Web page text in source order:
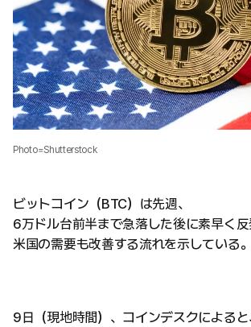
Photo=Shutterstock
ビットコイン（BTC）は先週、
6万ドル台前半まで急落した後に素早く反
米国の需要も改善する流れを示している。
9日（現地時間）、コインデスクによると